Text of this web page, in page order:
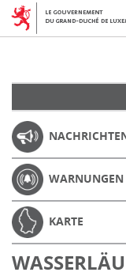
WARNUNGEN
KARTE